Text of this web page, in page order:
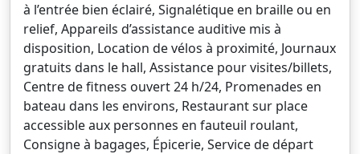
à l’entrée bien éclairé, Signalétique en braille ou en
relief, Appareils d’assistance auditive mis à
disposition, Location de vélos à proximité, Journaux
gratuits dans le hall, Assistance pour visites/billets,
Centre de fitness ouvert 24 h/24, Promenades en
bateau dans les environs, Restaurant sur place
accessible aux personnes en fauteuil roulant,
Consigne à bagages, Épicerie, Service de départ